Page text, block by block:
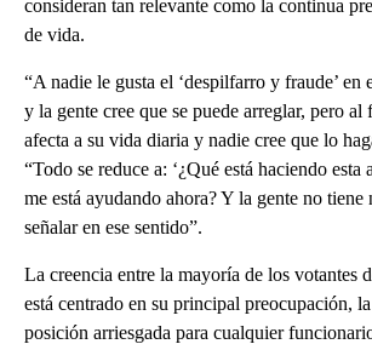
consideran tan relevante como la continua
de vida.
“A nadie le gusta el ‘despilfarro y fraude’ en
y la gente cree que se puede arreglar, pero
afecta a su vida diaria y nadie cree que lo
“Todo se reduce a: ‘¿Qué está haciendo
me está ayudando ahora? Y la gente no tiene
señalar en ese sentido”.
La creencia entre la mayoría de los votantes
está centrado en su principal preocupación,
posición arriesgada para cualquier